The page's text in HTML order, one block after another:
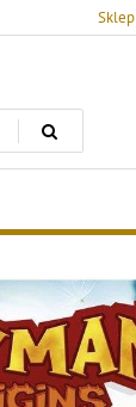
Sklep